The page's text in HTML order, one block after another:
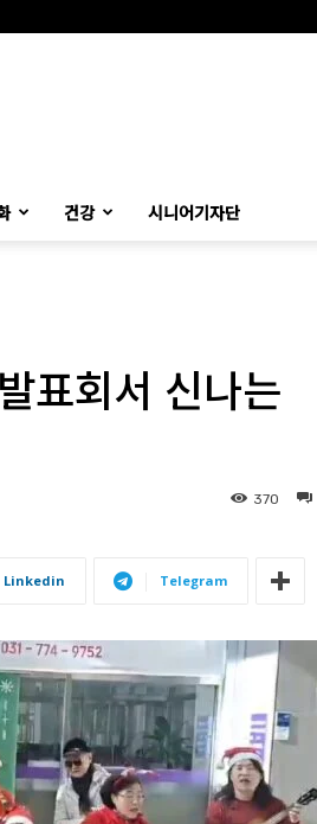
건강 시니어기자단
표회서 신나는
370
Linkedin Telegram